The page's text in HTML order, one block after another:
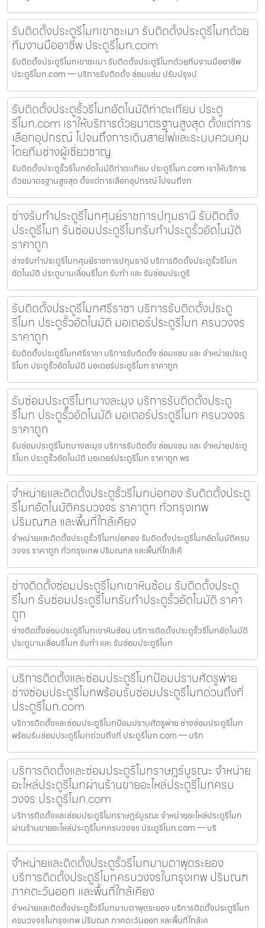
รับติดตั้งประตูรีโมทเขาชะเมา รับติดตั้งประตูรีโมทด้วย
ทีมงานมืออาชีพ ประตูรีโมท.com
รับติดตั้งประตูรีโมทเขาชะเมา รับติดตั้งประตูรีโมทด้วยทีมงานมืออาชีพ
ประตูรีโมท.com — บริการรับติดตั้ง ซ่อมแซ่ม ปรับปรุงป
รับติดตั้งประตูรั้วรีโมทอัตโนมัติท่าตะเกียบ ประตู
รีโมท.com เราให้บริการด้วยมาตรฐานสูงสุด ตั้งแต่การ
เลือกอุปกรณ์ ไปจนถึงการเดินสายไฟและระบบควบคุม
โดยทีมช่างผู้เชี่ยวชาญ
รับติดตั้งประตูรั้วรีโมทอัตโนมัติท่าตะเกียบ ประตูรีโมท.com เราให้บริการ
ด้วยมาตรฐานสูงสุด ตั้งแต่การเลือกอุปกรณ์ ไปจนถึงก
ช่างรับทำประตูรีโมทศุนย์ราชการปทุมธานี รับติดตั้ง
ประตูรีโมท รับซ่อมประตูรีโมทรับทำประตูรั้วอัตโนมัติ
ราคาถูก
ช่างรับทำประตูรีโมทศุนย์ราชการปทุมธานี บริการติดตั้งประตูรั้วรีโมท
อัตโนมัติ ประตูบานเลื่อนรีโมท รับทำ และ รับซ่อมประตูรี
รับติดตั้งประตูรีโมทศรีราชา บริการรับติดตั้งประตู
รีโมท ประตูรั้วอัตโนมัติ มอเตอร์ประตูรีโมท ครบวงจร
ราคาถูก
รับติดตั้งประตูรีโมทศรีราชา บริการรับติดตั้ง ซ่อมแซม และ จำหน่ายประตู
รีโมท ประตูรั้วอัตโนมัติ มอเตอร์ประตูรีโมท ราคาถูก
รับซ่อมประตูรีโมทบางละมุง บริการรับติดตั้งประตู
รีโมท ประตูรั้วอัตโนมัติ มอเตอร์ประตูรีโมท ครบวงจร
ราคาถูก
รับซ่อมประตูรีโมทบางละมุง บริการรับติดตั้ง ซ่อมแซม และ จำหน่ายประตู
รีโมท ประตูรั้วอัตโนมัติ มอเตอร์ประตูรีโมท ราคาถูก พร
จำหน่ายและติดตั้งประตูรั้วรีโมทบ่อทอง รับติดตั้งประตู
รีโมทอัตโนมัติครบวงจร ราคาถูก ทั่วกรุงเทพ
ปริมณฑล และพื้นที่ใกล้เคียง
จำหน่ายและติดตั้งประตูรั้วรีโมทบ่อทอง รับติดตั้งประตูรีโมทอัตโนมัติครบ
วงจร ราคาถูก ทั่วกรุงเทพ ปริมณฑล และพื้นที่ใกล้เคี
ช่างติดตั้งซ่อมประตูรีโมทเขาหินซ้อน รับติดตั้งประตู
รีโมท รับซ่อมประตูรีโมทรับทำประตูรั้วอัตโนมัติ ราคา
ถูก
ช่างติดตั้งซ่อมประตูรีโมทเขาหินซ้อน บริการติดตั้งประตูรั้วรีโมทอัตโนมัติ
ประตูบานเลื่อนรีโมท รับทำ และ รับซ่อมประตูรีโมท
บริการติดตั้งและซ่อมประตูรีโมทป้อมปราบศัตรูพ่าย
ช่างซ่อมประตูรีโมทพร้อมรับซ่อมประตูรีโมทด่วนถึงที่
ประตูรีโมท.com
บริการติดตั้งและซ่อมประตูรีโมทป้อมปราบศัตรูพ่าย ช่างซ่อมประตูรีโมท
พร้อมรับซ่อมประตูรีโมทด่วนถึงที่ ประตูรีโมท.com — บริก
บริการติดตั้งและซ่อมประตูรีโมทราษฎร์บูรณะ จำหน่าย
อะไหล่ประตูรีโมทผ่านร้านขายอะไหล่ประตูรีโมทครบ
วงจร ประตูรีโมท.com
บริการติดตั้งและซ่อมประตูรีโมทราษฎร์บูรณะ จำหน่ายอะไหล่ประตูรีโมท
ผ่านร้านขายอะไหล่ประตูรีโมทครบวงจร ประตูรีโมท.com — บริ
จำหน่ายและติดตั้งประตูรั้วรีโมทมาบตาพุดระยอง
บริการติดตั้งประตูรีโมทครบวงจรในกรุงเทพ ปริมณฑ
ภาคตะวันออก และพื้นที่ใกล้เคียง
จำหน่ายและติดตั้งประตูรั้วรีโมทมาบตาพุดระยอง บริการติดตั้งประตูรีโมท
ครบวงจรในกรุงเทพ ปริมณฑ ภาคตะวันออก และพื้นที่ใกล้เค